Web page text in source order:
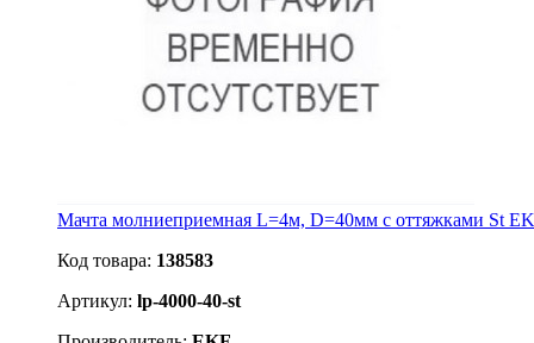
Мачта молниеприемная L=4м, D=40мм с оттяжками St
Код товара: 138583
Артикул: lp-4000-40-st